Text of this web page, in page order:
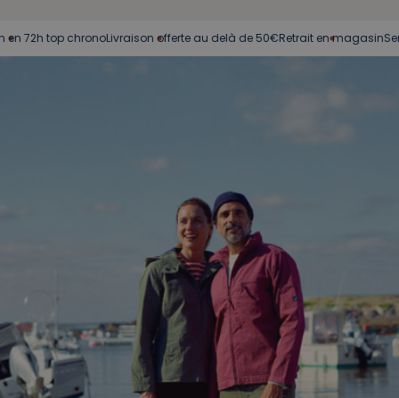
top chrono Livraison offerte au delà de 50€ Retrait en magasinService